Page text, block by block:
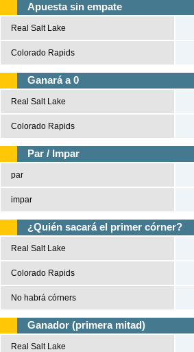
Apuesta sin empate
Real Salt Lake
Colorado Rapids
Ganará a 0
Real Salt Lake
Colorado Rapids
Par / Impar
par
impar
¿Quién sacará el primer córner?
Real Salt Lake
Colorado Rapids
No habrá córners
Ganador (primera mitad)
Real Salt Lake